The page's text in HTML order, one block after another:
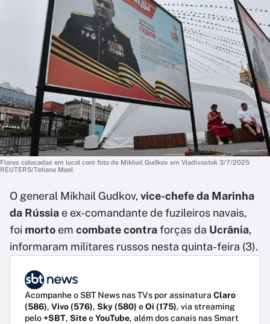
Flores colocadas em local com foto de Mikhail Gudkov em Vladivostok 3/7/2025
REUTERS/Tatiana Meel
O general Mikhail Gudkov, vice-chefe da Marinha
da Rússia e ex-comandante de fuzileiros navais,
foi morto em combate contraforças da Ucrânia,
informaram militares russos nesta quinta-feira (3).
Acompanhe o SBT News nas TVs por assinatura Claro
(586), Vivo (576), Sky (580) eOi (175), via streaming
pelo+SBT, SiteeYouTube, além dos canais nas Smart